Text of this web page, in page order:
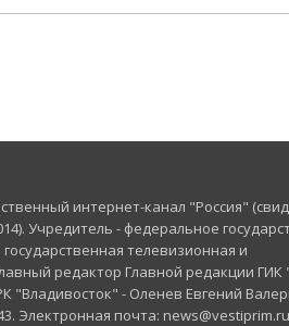
интернет-канал "Россия"
Учредитель - федеральное
телевизионная и
редактор Главной редакции ГИК
"Владивосток" - Оленев Евгений
Электронная почта: